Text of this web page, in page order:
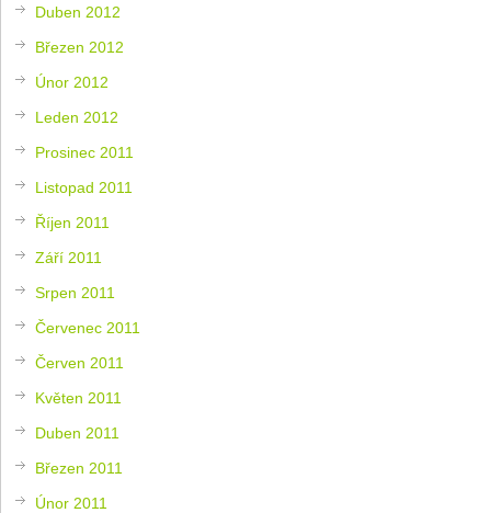
Duben 2012
Březen 2012
Únor 2012
Leden 2012
Prosinec 2011
Listopad 2011
Říjen 2011
Září 2011
Srpen 2011
Červenec 2011
Červen 2011
Květen 2011
Duben 2011
Březen 2011
Únor 2011